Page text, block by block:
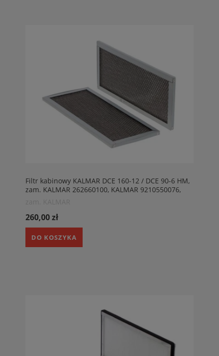
Filtr kabinowy KALMAR DCE 160-12 / DCE 90-6 HM,
zam. KALMAR 262660100, KALMAR 9210550076,
260,00 zł
DO KOSZYKA